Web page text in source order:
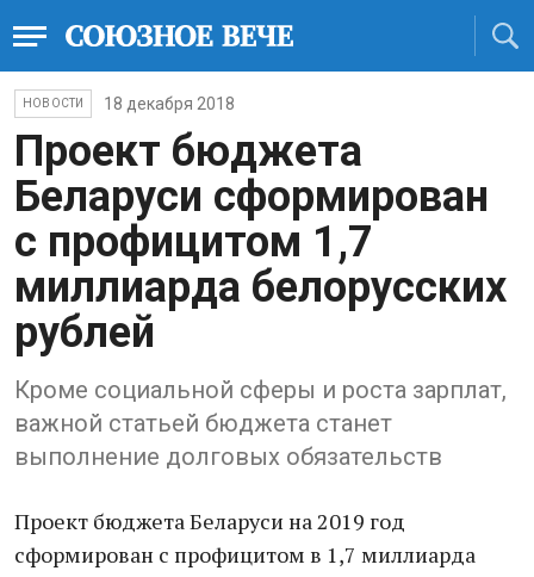
НОВОСТИ 18 декабря 2018
Проект бюджета
Беларуси сформирован
с профицитом 1,7
миллиарда белорусских
рублей
Кроме социальной сферы и роста зарплат,
важной статьей бюджета станет
выполнение долговых обязательств
Проект бюджета Беларуси на 2019 год
сформирован с профицитом в 1,7 миллиарда